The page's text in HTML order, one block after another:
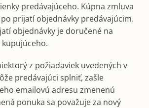
predávajúceho. Kúpna zmluva
prijatí objednávky predávajúcim.
objednávky je doručené na
z požiadaviek uvedených v
predávajúci splniť, zašle
emailovú adresu zmenenú
ponuka sa považuje za nový